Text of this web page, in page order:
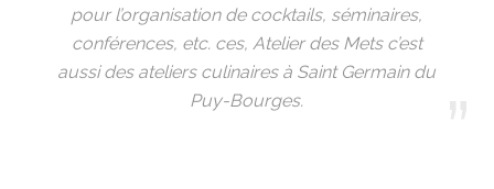
pour l’organisation de cocktails, séminaires,
conférences, etc. ces, Atelier des Mets c’est
aussi des ateliers culinaires à Saint Germain du
Puy-Bourges.